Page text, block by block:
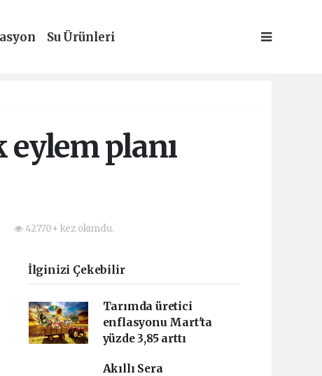
Su Ürünleri
planı
42770+ kez okundu.
İlginizi Çekebilir
Tarımda üretici
enflasyonu Mart'ta
yüzde 3,85 arttı
Akıllı Sera